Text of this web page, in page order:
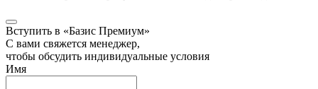
Вступить в «Базис Премиум»
С вами свяжется менеджер,
чтобы обсудить индивидуальные условия
Имя